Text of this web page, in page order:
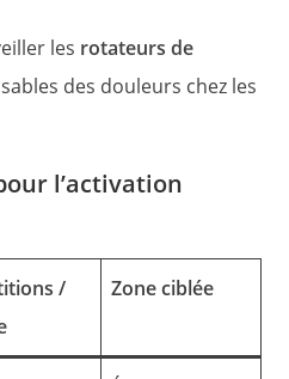
les rotateurs de
des douleurs chez les
l’activation
/
Zone ciblée